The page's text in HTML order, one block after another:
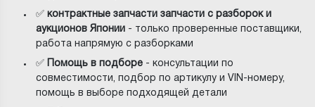
✅ контрактные запчасти запчасти с разборок и
аукционов Японии - только проверенные поставщики,
работа напрямую с разборками
✅ Помощь в подборе - консультации по
совместимости, подбор по артикулу и VIN-номеру,
помощь в выборе подходящей детали